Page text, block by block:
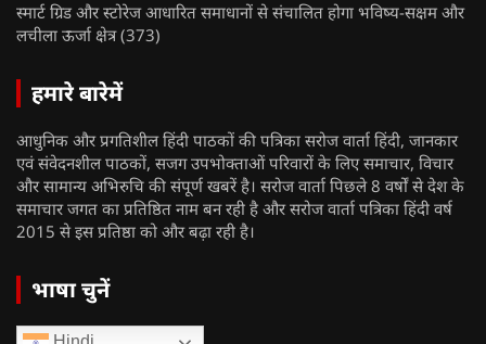
स्मार्ट ग्रिड और स्टोरेज आधारित समाधानों से संचालित होगा भविष्य-सक्षम और
लचीला ऊर्जा क्षेत्र (373)
हमारे बारेमें
आधुनिक और प्रगतिशील हिंदी पाठकों की पत्रिका सरोज वार्ता हिंदी, जानकार
एवं संवेदनशील पाठकों, सजग उपभोक्ताओं परिवारों के लिए समाचार, विचार
और सामान्य अभिरुचि की संपूर्ण खबरें है। सरोज वार्ता पिछले 8 वर्षों से देश के
समाचार जगत का प्रतिष्ठित नाम बन रही है और सरोज वार्ता पत्रिका हिंदी वर्ष
2015 से इस प्रतिष्ठा को और बढ़ा रही है।
भाषा चुनें